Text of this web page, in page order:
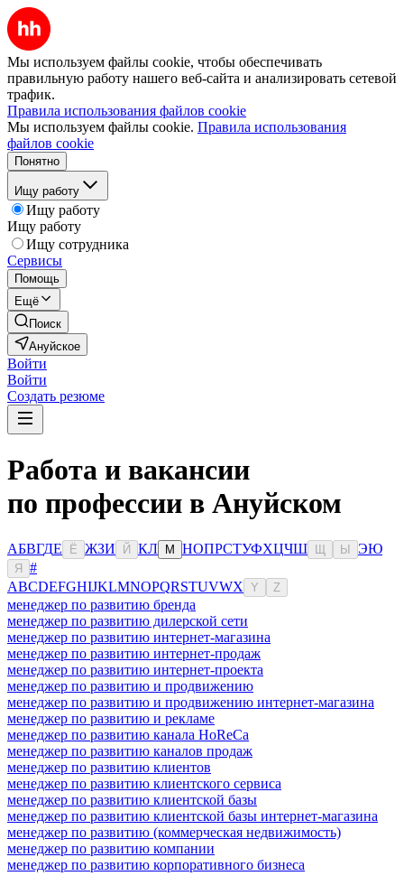
Мы используем файлы cookie, чтобы обеспечивать
правильную работу нашего веб-сайта и анализировать сетевой
трафик.
Правила использования файлов cookie
Мы используем файлы cookie. Правила использования
файлов cookie
Понятно
Ищу работу
Ищу работу
Ищу работу
Ищу сотрудника
Сервисы
Помощь
Ещё
Поиск
Ануйское
Войти
Войти
Создать резюме
Работа и вакансии
по профессии в Ануйском
АБВГДЕ Ё ЖЗИ Й КЛ М НОПРСТУФХЦЧШ Ы ЭЮ
Я
#
ABCDEFGHIJKLMNOPQRSTUVWX Y Z
менеджер по развитию бренда
менеджер по развитию дилерской сети
менеджер по развитию интернет-магазина
менеджер по развитию интернет-продаж
менеджер по развитию интернет-проекта
менеджер по развитию и продвижению
менеджер по развитию и продвижению интернет-магазина
менеджер по развитию и рекламе
менеджер по развитию канала HoReCa
менеджер по развитию каналов продаж
менеджер по развитию клиентов
менеджер по развитию клиентского сервиса
менеджер по развитию клиентской базы
менеджер по развитию клиентской базы интернет-магазина
менеджер по развитию (коммерческая недвижимость)
менеджер по развитию компании
менеджер по развитию корпоративного бизнеса